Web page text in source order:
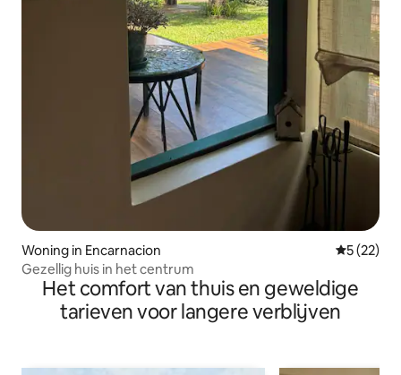
Woning in Encarnacion
5 (22)
Gezellig huis in het centrum
Het comfort van thuis en geweldige
tarieven voor langere verblijven